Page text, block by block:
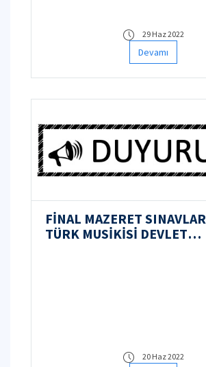
29 Haz 2022
Devamı
FİNAL MAZERET
TÜRK MUSİKİSİ DEVLET
20 Haz 2022